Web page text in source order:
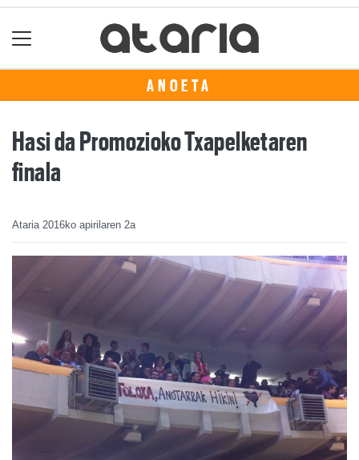
ANOETA
Hasi da Promozioko Txapelketaren
finala
Ataria 2016ko apirilaren 2a